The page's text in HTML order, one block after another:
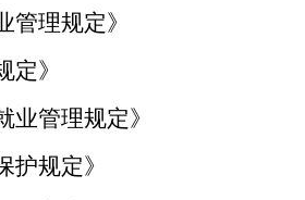
管理规定》
定》
业管理规定》
护规定》